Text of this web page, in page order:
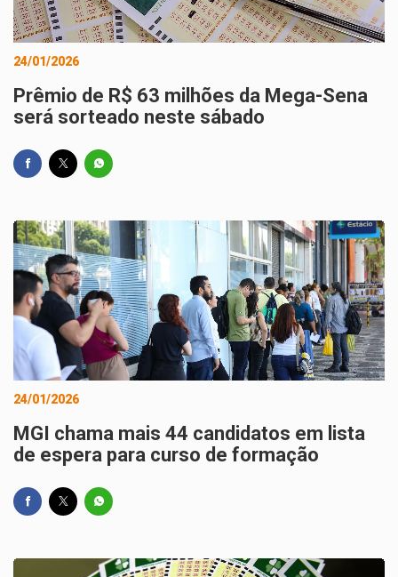
24/01/2026
Prêmio de R$ 63 milhões da Mega-Sena
será sorteado neste sábado
24/01/2026
MGI chama mais 44 candidatos em lista
de espera para curso de formação